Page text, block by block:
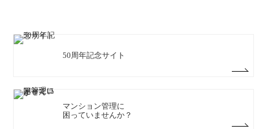
50周年記念サイト
マンション管理に
困っていませんか？